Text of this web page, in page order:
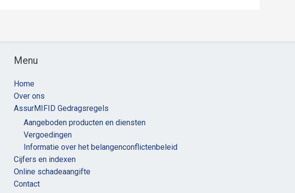
Menu
Home
Over ons
AssurMIFID Gedragsregels
Aangeboden producten en diensten
Vergoedingen
Informatie over het belangenconflictenbeleid
Cijfers en indexen
Online schadeaangifte
Contact